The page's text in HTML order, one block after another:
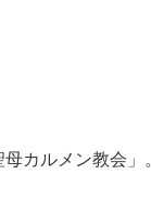
カルメン教会」